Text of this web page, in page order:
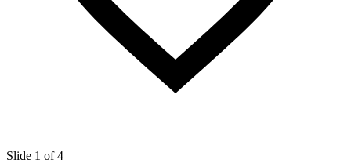
Slide 1 of 4